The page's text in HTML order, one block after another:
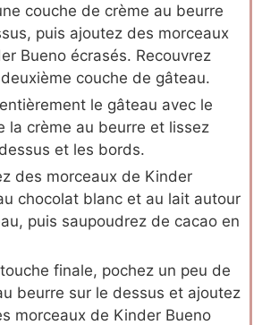
couche de crème au beurre
puis ajoutez des morceaux
Bueno écrasés. Recouvrez
couche de gâteau.
le gâteau avec le
la crème au beurre et lissez
et les bords.
des morceaux de Kinder
chocolat blanc et au lait autour
puis saupoudrez de cacao en
finale, pochez un peu de
beurre sur le dessus et ajoutez
morceaux de Kinder Bueno